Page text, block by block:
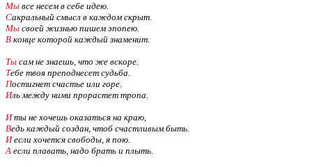
Мы все несем в себе идею.
Сакральный смысл в каждом скрыт.
Мы своей жизнью пишем эпопею.
В конце которой каждый знаменит.
Ты сам не знаешь, что же вскоре.
Тебе твоя преподнесет судьба.
Постигнет счастье или горе.
Иль между ними прорастет тропа.
Иты не хочешь оказаться на краю,
Ведь каждый создан, чтоб счастливым быть.
Иесли хочется свободы, я пою.
А если плавать, надо брать и плыть.